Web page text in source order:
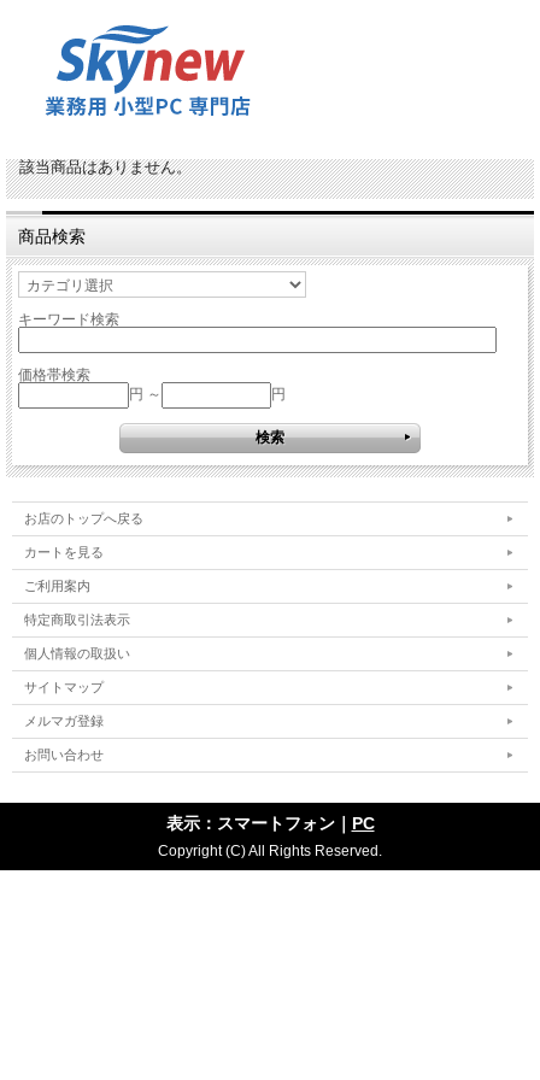
該当商品はありません。
商品検索
キーワード検索
価格帯検索
円 ～
円
お店のトップへ戻る
カートを見る
ご利用案内
特定商取引法表示
個人情報の取扱い
サイトマップ
メルマガ登録
お問い合わせ
表示：スマートフォン｜ PC
Copyright (C) All Rights Reserved.